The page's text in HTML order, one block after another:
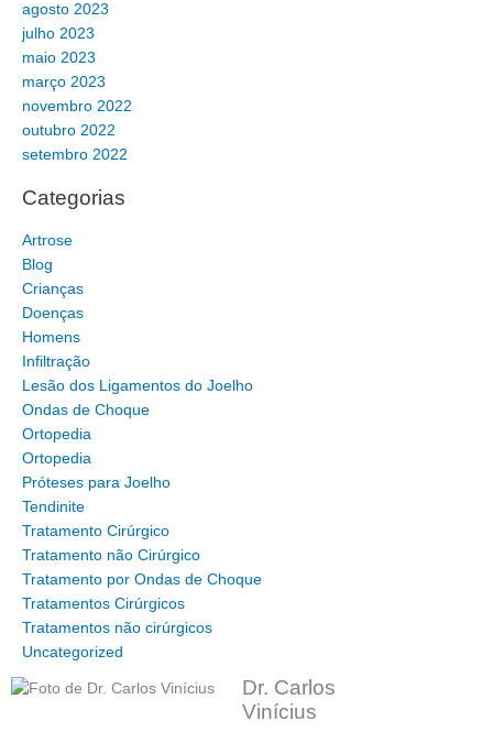
agosto 2023
julho 2023
maio 2023
março 2023
novembro 2022
outubro 2022
setembro 2022
Categorias
Artrose
Blog
Crianças
Doenças
Homens
Infiltração
Lesão dos Ligamentos do Joelho
Ondas de Choque
Ortopedia
Ortopedia
Próteses para Joelho
Tendinite
Tratamento Cirúrgico
Tratamento não Cirúrgico
Tratamento por Ondas de Choque
Tratamentos Cirúrgicos
Tratamentos não cirúrgicos
Uncategorized
Dr. Carlos
Vinícius